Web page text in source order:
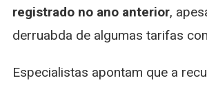
registrado no ano anterior,
derruabda de algumas tarifas
Especialistas apontam que a